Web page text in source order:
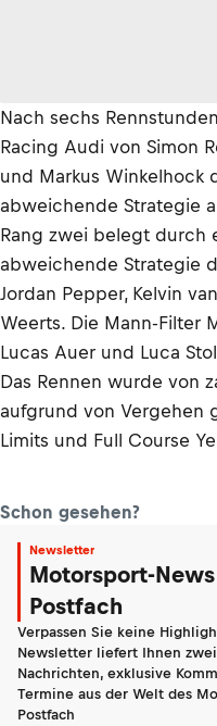
Nach sechs
Racing Audi von Simon
und Markus Winkelhock
abweichende Strategie
Rang zwei belegt durch
abweichende Strategie
Jordan Pepper, Kelvin
Weerts. Die Mann-Filter
Lucas Auer und Luca
Das Rennen wurde von
aufgrund von Vergehen
Limits und Full Course
Schon gesehen?
Newsletter
Motorsport-
Postfach
Verpassen Sie keine
Newsletter liefert Ihnen
Nachrichten, exklusive
Termine aus der Welt des
Postfach